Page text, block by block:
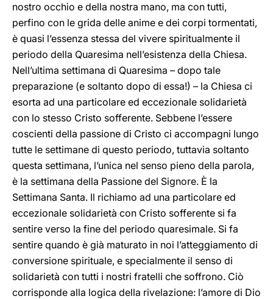
nostro occhio e della nostra mano, ma con tutti,
perfino con le grida delle anime e dei corpi tormentati,
è quasi l’essenza stessa del vivere spiritualmente il
periodo della Quaresima nell’esistenza della Chiesa.
Nell’ultima settimana di Quaresima – dopo tale
preparazione (e soltanto dopo di essa!) – la Chiesa ci
esorta ad una particolare ed eccezionale solidarietà
con lo stesso Cristo sofferente. Sebbene l’essere
coscienti della passione di Cristo ci accompagni lungo
tutte le settimane di questo periodo, tuttavia soltanto
questa settimana, l’unica nel senso pieno della parola,
è la settimana della Passione del Signore. È la
Settimana Santa. Il richiamo ad una particolare ed
eccezionale solidarietà con Cristo sofferente si fa
sentire verso la fine del periodo quaresimale. Si fa
sentire quando è già maturato in noi l’atteggiamento di
conversione spirituale, e specialmente il senso di
solidarietà con tutti i nostri fratelli che soffrono. Ciò
corrisponde alla logica della rivelazione: l’amore di Dio